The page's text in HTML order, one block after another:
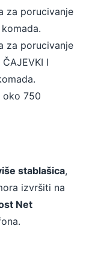
za porucivanje
komada.
za porucivanje
ČAJEVKI I
oko 750
stablašica,
izvršiti na
Net